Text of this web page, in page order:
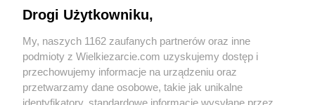
Częstochowa - Jasna
Góra trochę inne
widoki
Wrześniowy urlop w
Karwii
Drogi Użytkowniku,
My, naszych 1162 zaufanych partnerów oraz inne
podmioty z Wielkiezarcie.com uzyskujemy dostęp i
przechowujemy informacje na urządzeniu oraz
przetwarzamy dane osobowe, takie jak unikalne
identyfikatory, standardowe informacje wysyłane przez